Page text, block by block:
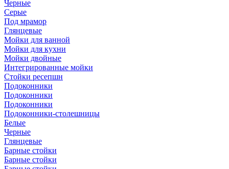
Черные
Серые
Под мрамор
Глянцевые
Мойки для ванной
Мойки для кухни
Мойки двойные
Интегрированные мойки
Стойки ресепшн
Подоконники
Подоконники
Подоконники
Подоконники-столешницы
Белые
Черные
Глянцевые
Барные стойки
Барные стойки